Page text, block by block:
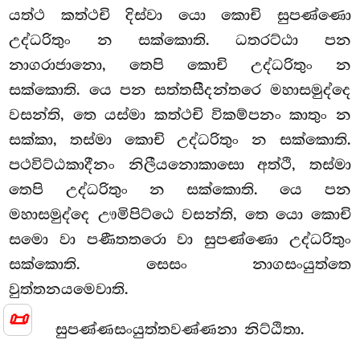
📜
යත්ථ කත්ථචි දිස්වා යො කොචි සුපණ්ණො
උද්ධරිතුං න සක්කොති. ධතරට්ඨා පන
නාගරාජානො, තෙපි කොචි උද්ධරිතුං න
සක්කොති. යෙ පන සත්තසීදන්තරෙ මහාසමුද්දෙ
වසන්ති, තෙ යස්මා කත්ථචි විකම්පනං කාතුං න
සක්කා, තස්මා කොචි උද්ධරිතුං න සක්කොති.
පථවිට්ඨකාදීනං නිලීයනොකාසො අත්ථි, තස්මා
තෙපි උද්ධරිතුං න සක්කොති. යෙ පන
මහාසමුද්දෙ ඌමිපිට්ඨෙ වසන්ති, තෙ යො කොචි
සමො වා පණීතතරො වා සුපණ්ණො උද්ධරිතුං
සක්කොති. සෙසං නාගසංයුත්තෙ
වුත්තනයමෙවාති.
සුපණ්ණසංයුත්තවණ්ණනා නිට්ඨිතා.